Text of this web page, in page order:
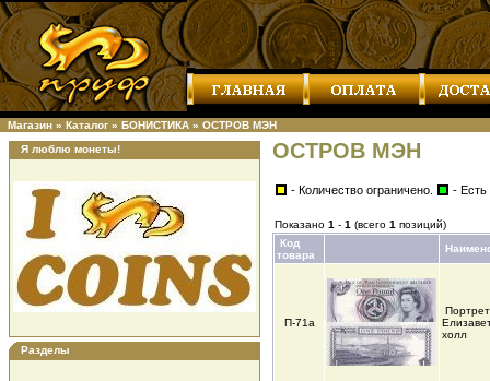
Магазин » Каталог » БОНИСТИКА » ОСТРОВ МЭН
Я люблю монеты!
Разделы
ОСТРОВ МЭН
- Количество ограничено. - Есть
Показано 1 - 1 (всего 1 позиций)
Код
товара
П-71а
холл